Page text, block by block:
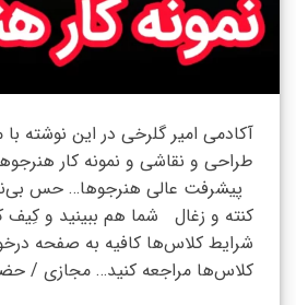
آکادمی امیر گلرخی در این نوشته
طراحی و نقاشی و نمونه کار
پیشرفت عالی هنرجوها… حس
کنته و زغال شما هم ببینید و کِیف
شرایط کلاس‌ها کافیه به صفحه
کلاس‌ها مراجعه کنید… مجازی /